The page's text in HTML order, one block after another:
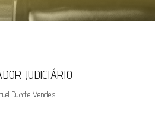
JUDICIÁRIO
Duarte Mendes